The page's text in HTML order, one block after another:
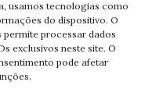
usamos tecnologias como
do dispositivo. O
processar dados
exclusivos neste site. O
pode afetar